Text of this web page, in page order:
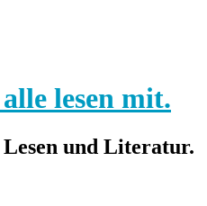
lesen mit.
und Literatur.